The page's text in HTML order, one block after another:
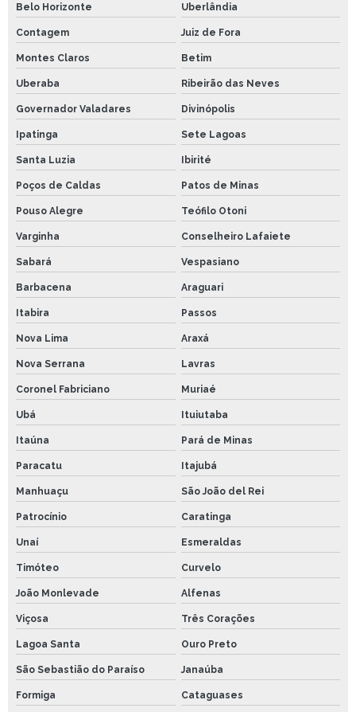
Belo Horizonte
Uberlândia
Contagem Juiz de Fora
Montes Claros Betim
Uberaba Ribeirão das Neves
Governador Valadares Divinópolis
Ipatinga Sete Lagoas
Santa Luzia Ibirité
Poços de Caldas Patos de Minas
Pouso Alegre Teófilo Otoni
Varginha Conselheiro Lafaiete
Sabará Vespasiano
Barbacena Araguari
Itabira Passos
Nova Lima Araxá
Nova Serrana Lavras
Coronel Fabriciano Muriaé
Ubá Ituiutaba
Itaúna Pará de Minas
Paracatu Itajubá
Manhuaçu São João del Rei
Patrocínio Caratinga
Unaí Esmeraldas
Timóteo Curvelo
João Monlevade Alfenas
Viçosa Três Corações
Lagoa Santa Ouro Preto
São Sebastião do Paraíso Janaúba
Formiga Cataguases